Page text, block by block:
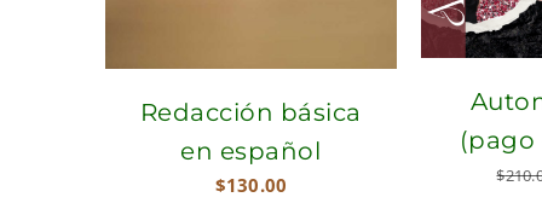
Redacción básica
en español
$130.00 $